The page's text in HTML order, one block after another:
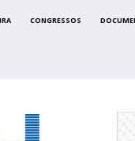
CONGRESSOS